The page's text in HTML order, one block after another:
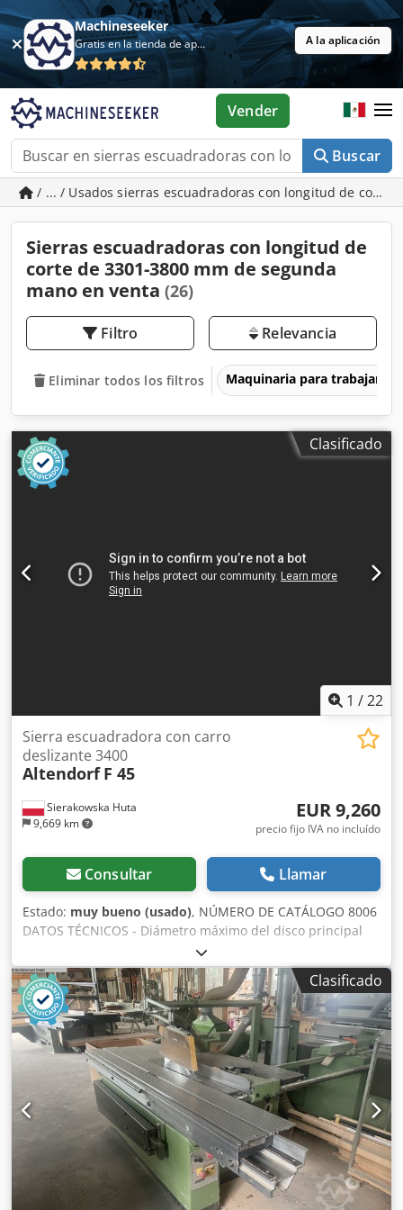
Machineseeker
Gratis en la tienda de aplicaciones A la aplicación
Buscar
Vender
/ ... / Usados sierras escuadradoras con longitud de corte
Sierras escuadradoras con longitud de
corte de 3301-3800 mm de segunda
mano en venta (26)
Filtro Relevancia
Eliminar todos los filtros Maquinaria para trabajar la
Clasificado
1 /22
Sierakowska Huta
9,669 km
Sierra escuadradora con carro
deslizante 3400
Altendorf F 45
EUR 9,260
precio fijo IVA no incluído
Consultar Llamar
Estado: muy bueno (usado), NÚMERO DE CATÁLOGO 8006
DATOS TÉCNICOS - Diámetro máximo del disco principal
con incisor: 350 mm Dedpfxezh Izpj Ahuekr - Diámetro
máximo del disco principal sin incisor: 450 mm - Altura de
corte con disco de 350 mm instalado: 100 mm - Regulación
eléctrica del disco principal: arriba/abajo + ángulo -
Indicador digital de ángulo - Regulación eléctrica del
incisor: arriba/abajo, derecha/izquierda - Diámetro del eje:
30 mm - Bloqueo del eje - Con carro escuadrador -
Longitud de corte en el carro: 3400 mm - Ancho de corte
con guía: 1300 mm - Con carro lateral - Con incisor -
Diámetro máximo del incisor: 120 mm - Diámetro del eje
incisor: 22 mm - Motor del incisor: 0,75 kW - Motor
principal: 5,5 kW - 4 velocidades de giro - Indicador
electrónico de velocidad - Diámetro de la boca de
aspiración: 120 mm, 80 mm - Dimensiones de la mesa:
Clasificado